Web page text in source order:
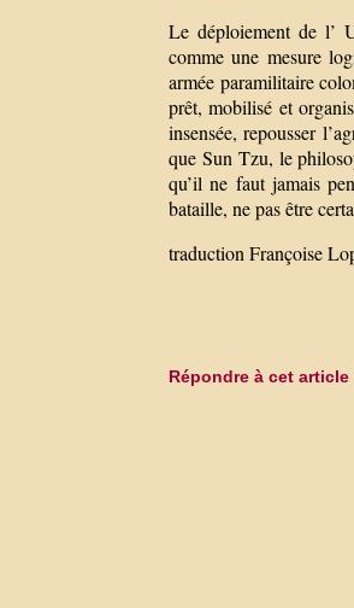
Le déploiement de l’
comme une mesure
armée paramilitaire
prêt, mobilisé et
insensée, repousser
que Sun Tzu, le
qu’il ne faut jamais
bataille, ne pas être
traduction Françoise
Répondre à cet article